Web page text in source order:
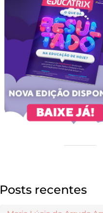
Posts recentes